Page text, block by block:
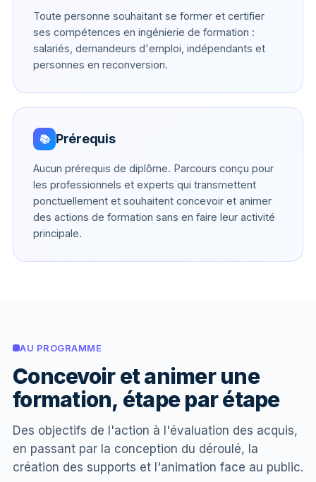
Toute personne souhaitant se former et certifier
ses compétences en ingénierie de formation :
salariés, demandeurs d'emploi, indépendants et
personnes en reconversion.
📚 Prérequis
Aucun prérequis de diplôme. Parcours conçu pour
les professionnels et experts qui transmettent
ponctuellement et souhaitent concevoir et animer
des actions de formation sans en faire leur activité
principale.
AU PROGRAMME
Concevoir et animer une
formation, étape par étape
Des objectifs de l'action à l'évaluation des acquis,
en passant par la conception du déroulé, la
création des supports et l'animation face au public.